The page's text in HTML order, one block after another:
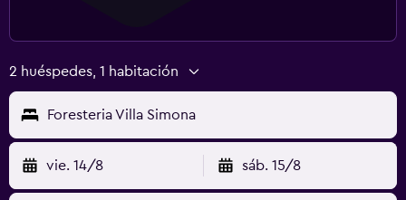
2 huéspedes, 1 habitación
Foresteria Villa Simona
vie. 14/8 sáb. 15/8